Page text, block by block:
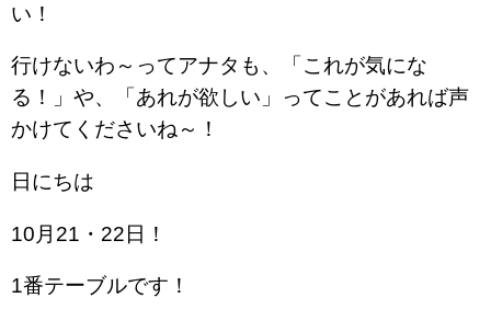
い！
行けないわ～ってアナタも、「これが気にな
る！」や、「あれが欲しい」ってことがあれば声
かけてくださいね～！
日にちは
10月21・22日！
1番テーブルです！